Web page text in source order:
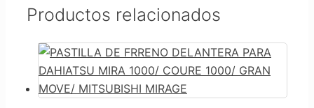
Productos relacionados